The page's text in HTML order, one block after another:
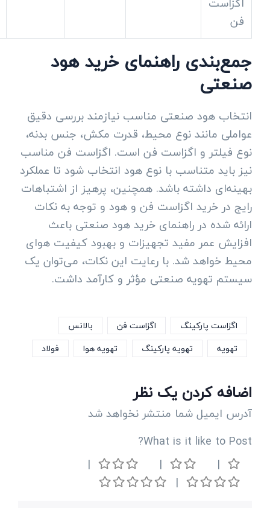
فن
جمع‌بندی راهنمای خرید هود
صنعتی
انتخاب هود صنعتی مناسب نیازمند بررسی دقیق
عواملی مانند نوع محیط، قدرت مکش، جنس بدنه،
نوع فیلتر و اگزاست فن است. اگزاست فن مناسب
نیز باید متناسب با نوع هود انتخاب شود تا عملکرد
بهینه‌ای داشته باشد. همچنین، پرهیز از اشتباهات
رایج در خرید اگزاست فن و هود و توجه به نکات
ارائه شده در راهنمای خرید هود صنعتی باعث
افزایش عمر مفید تجهیزات و بهبود کیفیت هوای
محیط خواهد شد. با رعایت این نکات، می‌توان یک
سیستم تهویه صنعتی مؤثر و کارآمد داشت.
اگزاست پارکینگ اگزاست فن
بالانس
تهویه
تهویه پارکینگ تهویه هوا فولاد
اضافه کردن یک نظر
آدرس ایمیل شما منتشر نخواهد شد
What is it like to Post?